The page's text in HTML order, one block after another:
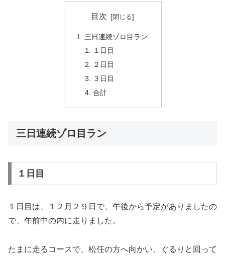
目次
三日連続ゾロ目ラン
１日目
２日目
３日目
合計
三日連続ゾロ目ラン
１日目
１日目は、１２月２９日で、午後から予定がありましたの
で、午前中の内に走りました。
たまに走るコースで、松任の方へ向かい、ぐるりと回って